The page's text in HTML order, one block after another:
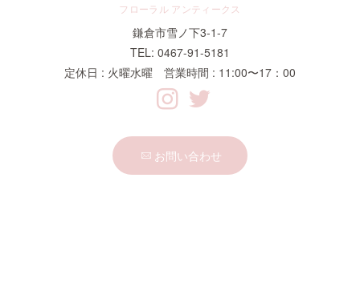
フローラル アンティークス
鎌倉市雪ノ下3-1-7
TEL: 0467-91-5181
定休日 : 火曜水曜 営業時間 : 11:00〜17：00
お問い合わせ